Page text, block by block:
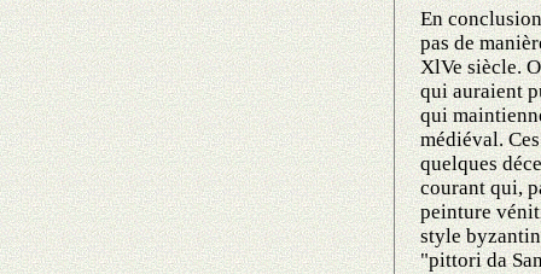
En
pas de
XlVe siècle.
qui auraient
qui
médiéval.
quelques
courant qui,
peinture
style
"pittori da